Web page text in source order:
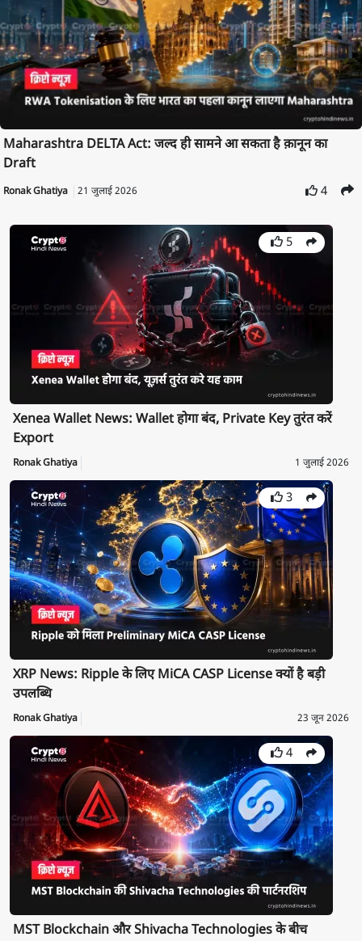
Maharashtra DELTA Act: जल्द ही सामने आ सकता है क़ानून का
Draft
Ronak Ghatiya 21 जुलाई 2026 4
5
Xenea Wallet News: Wallet होगा बंद, Private Key तुरंत करें
Export
Ronak Ghatiya 1 जुलाई 2026
3
XRP News: Ripple के लिए MiCA CASP License क्यों है बड़ी
उपलब्धि
Ronak Ghatiya 23 जून 2026
4
MST Blockchain और Shivacha Technologies के बीच